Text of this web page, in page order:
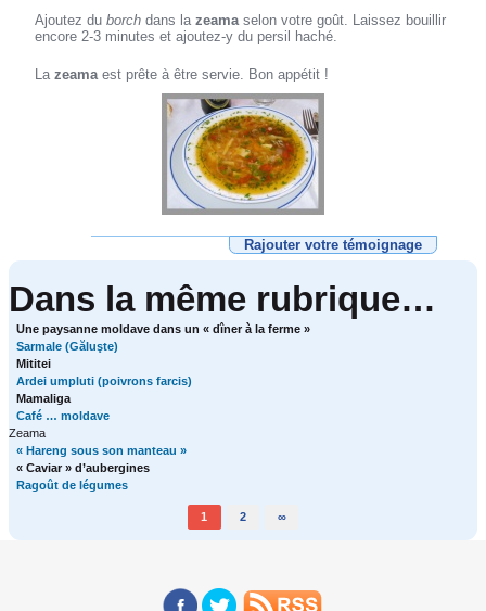
Ajoutez duborch dans lazeama selon votre goût. Laissez bouillir
encore 2-3 minutes et ajoutez-y du persil haché.
Lazeama est prête à être servie. Bon appétit !
Rajouter votre témoignage
Dans la même rubrique…
Une paysanne moldave dans un « dîner à la ferme »
Sarmale (Găluşte)
Mititei
Ardei umpluti (poivrons farcis)
Mamaliga
Café … moldave
Zeama
« Hareng sous son manteau »
« Caviar » d’aubergines
Ragoût de légumes
1 2 ∞